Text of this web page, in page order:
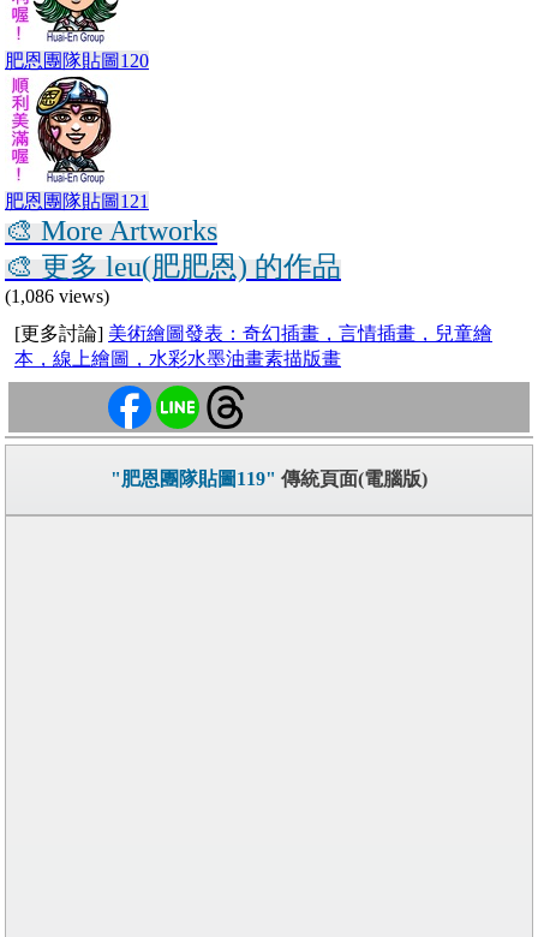
肥恩團隊貼圖120
肥恩團隊貼圖121
🎨 More Artworks
🎨 更多 leu(肥肥恩) 的作品
(1,086 views)
[更多討論] 美術繪圖發表：奇幻插畫，言情插畫，兒童繪
本，線上繪圖，水彩水墨油畫素描版畫
"肥恩團隊貼圖119" 傳統頁面(電腦版)